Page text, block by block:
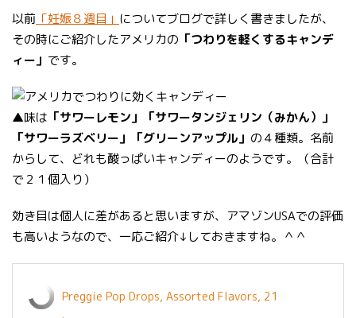
以前 「妊娠８週目」 についてブログで詳しく書きましたが、
その時にご紹介したアメリカの 「つわりを軽くするキャンデ
ィー」 です。
▲味は 「サワーレモン」「サワータンジェリン（みかん）」
「サワーラズベリー」「グリーンアップル」 の４種類。名前
からして、どれも酸っぱいキャンディーのようです。（合計
で２１個入り）
効き目は個人に差があると思いますが、アマゾンUSAでの評価
も高いようなので、一応ご紹介↓しておきますね。＾＾
Preggie Pop Drops, Assorted Flavors, 21